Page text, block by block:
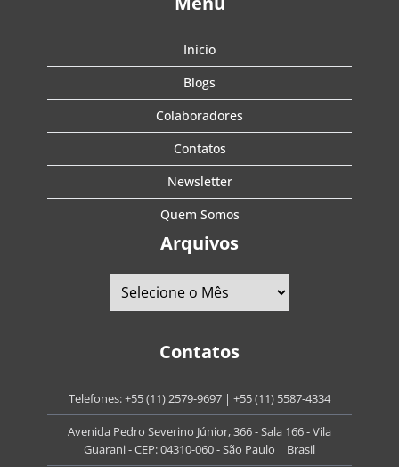
Início
Blogs
Colaboradores
Contatos
Newsletter
Quem Somos
Arquivos
Contatos
Telefones:+55 (11) 2579-9697 | +55 (11) 5587-4334
Avenida Pedro Severino Júnior, 366 - Sala 166 - Vila
Guarani - CEP: 04310-060 - São Paulo | Brasil